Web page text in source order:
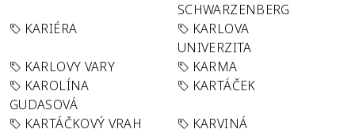
SCHWARZENBERG
KARIÉRA
KARLOVA
UNIVERZITA
KARLOVY VARY
KARMA
KAROLÍNA
GUDASOVÁ
KARTÁČEK
KARTÁČKOVÝ VRAH
KARVINÁ